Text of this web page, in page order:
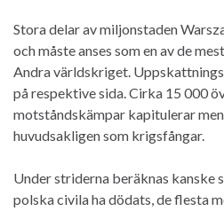
Stora delar av miljonstaden
och måste anses som en av de
Andra världskriget.
på respektive sida. Cirka 15 000
motståndskämpar kapitulerar
huvudsakligen som krigsfångar.
Under striderna beräknas kanske
polska civila ha dödats, de flesta